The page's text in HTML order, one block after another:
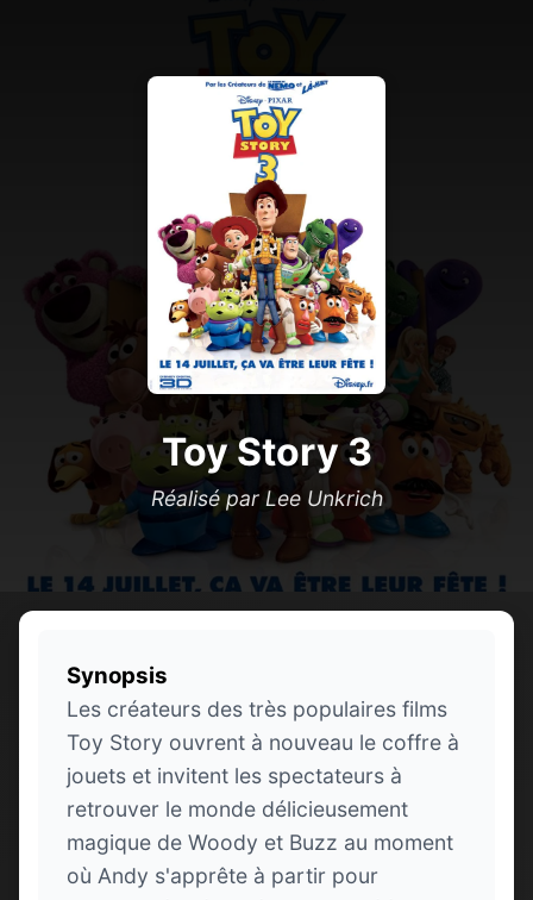
Toy Story 3
Réalisé par Lee Unkrich
Synopsis
Les créateurs des très populaires films
Toy Story ouvrent à nouveau le coffre à
jouets et invitent les spectateurs à
retrouver le monde délicieusement
magique de Woody et Buzz au moment
où Andy s'apprête à partir pour